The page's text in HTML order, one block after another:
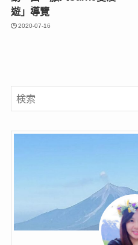
遊」導覽
2020-07-16